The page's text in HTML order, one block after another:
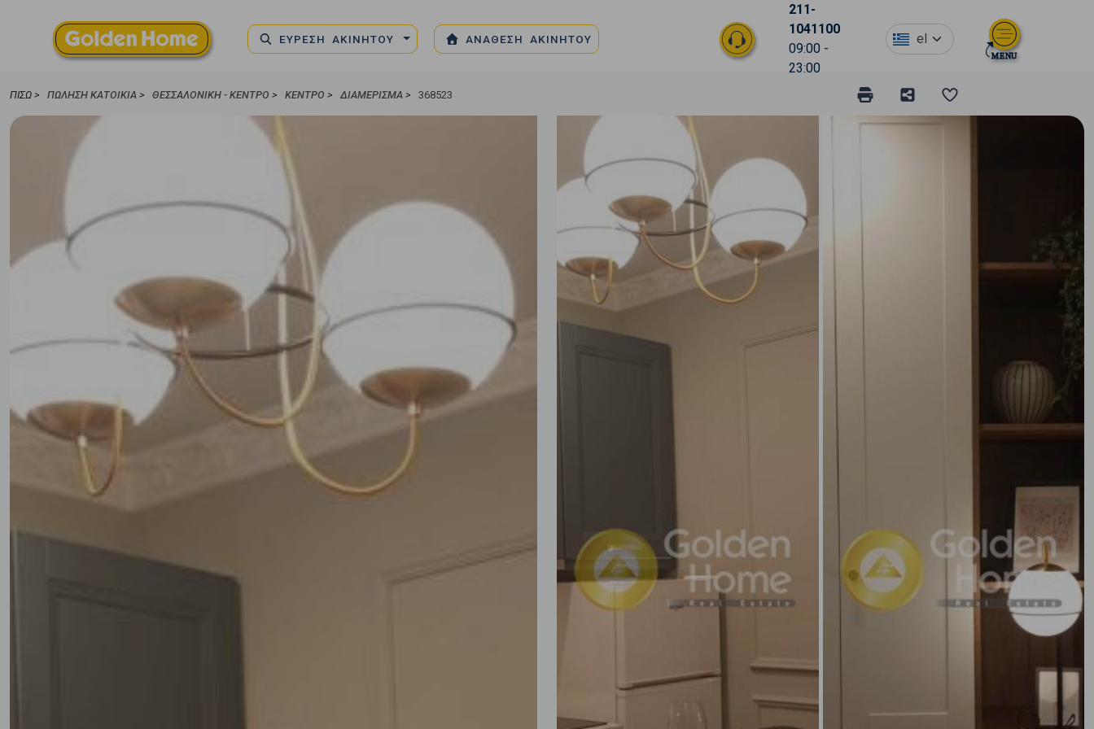
ΕΥΡΕΣΗ ΑΚΙΝΗΤΟΥ ΑΝΑΘΕΣΗ ΑΚΙΝΗΤΟΥ
211-
1041100
09:00 -
23:00
el
ΠΊΣΩ > ΠΏΛΗΣΗ ΚΑΤΟΙΚΊΑ > ΘΕΣΣΑΛΟΝΙΚΗ - ΚΕΝΤΡΟ > ΚΕΝΤΡΟ > ΔΙΑΜΈΡΙΣΜΑ > 368523